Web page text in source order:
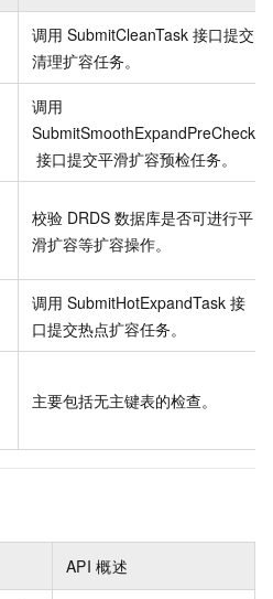
调用 SubmitCleanTask 接口提交
清理扩容任务。
调用
SubmitSmoothExpandPreCheck
接口提交平滑扩容预检任务。
校验 DRDS 数据库是否可进行平
滑扩容等扩容操作。
调用 SubmitHotExpandTask 接
口提交热点扩容任务。
主要包括无主键表的检查。
API 概述